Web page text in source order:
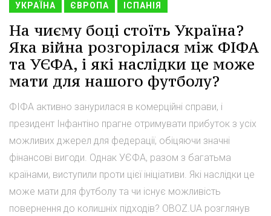
УКРАЇНА ЄВРОПА ІСПАНІЯ
На чиєму боці стоїть Україна?
Яка війна розгорілася між ФІФА
та УЄФА, і які наслідки це може
мати для нашого футболу?
ФІФА активно занурилася в комерційні справи, і
президент Інфантіно прагне отримувати прибуток з усіх
можливих джерел для федерації, обіцяючи значні
фінансові вигоди. Однак УЄФА, разом з багатьма
країнами, виступили проти цієї ініціативи. Які наслідки це
може мати для футболу та чи існує можливість
повернення до колишніх підходів? OBOZ.UA розглянув